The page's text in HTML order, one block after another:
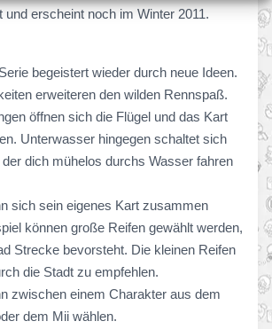
und erscheint noch im Winter 2011.
begeistert wieder durch neue Ideen.
erweiteren den wilden Rennspaß.
öffnen sich die Flügel und das Kart
Unterwasser hingegen schaltet sich
dich mühelos durchs Wasser fahren
sich sein eigenes Kart zusammen
können große Reifen gewählt werden,
Strecke bevorsteht. Die kleinen Reifen
die Stadt zu empfehlen.
zwischen einem Charakter aus dem
dem Mii wählen.